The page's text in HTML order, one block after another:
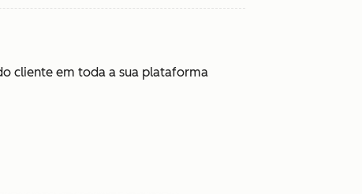
cliente em toda a sua plataforma